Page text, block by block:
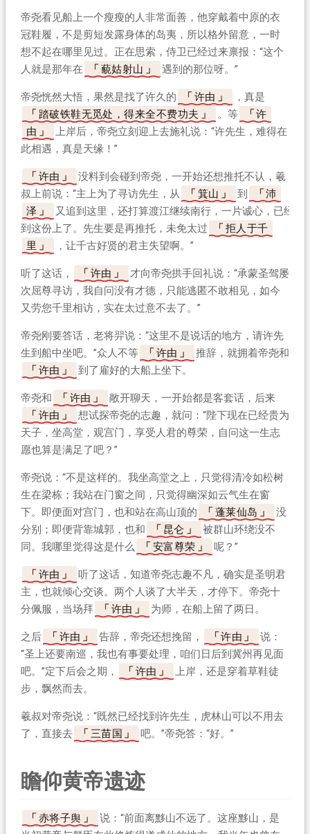
帝尧看见船上一个瘦瘦的人非常面善，他穿戴着中原的衣
冠鞋履，不是剪短发露身体的岛夷，所以格外留意，一时
想不起在哪里见过。正在思索，侍卫已经过来禀报：“这个
人就是那年在
藐姑射山 遇到的那位呀。”
帝尧恍然大悟，果然是找了许久的 许由
，真是
踏破铁鞋无觅处，得来全不费功夫
。等
许
由
上岸后，帝尧立刻迎上去施礼说：“许先生，难得在
此相遇，真是天缘！”
许由
没料到会碰到帝尧，一开始还想推托不认，羲
叔上前说：“主上为了寻访先生，从
箕山 到
沛
泽
又追到这里，还打算渡江继续南行，一片诚心，已经
到这份上了。先生要是再推托，未免太过
拒人于千
里
，让千古好贤的君主失望啊。”
听了这话， 许由
才向帝尧拱手回礼说：“承蒙圣驾屡
次屈尊寻访，我自问没有才德，只能逃匿不敢相见，如今
又劳您千里相访，实在太过意不去了。”
帝尧刚要答话，老将羿说：“这里不是说话的地方，请许先
生到船中坐吧。”众人不等
许由
推辞，就拥着帝尧和
许由
到了雇好的大船上坐下。
帝尧和 许由
敞开聊天，一开始都是客套话，后来
许由
想试探帝尧的志趣，就问：“陛下现在已经贵为
天子，坐高堂，观宫门，享受人君的尊荣，自问这一生志
愿也算是满足了吧？”
帝尧说：“不是这样的。我坐高堂之上，只觉得清冷如松树
生在梁栋；我站在门窗之间，只觉得幽深如云气生在窗
下。即便面对宫门，也和站在高山顶的
蓬莱仙岛
没
分别；即便背靠城郭，也和
昆仑
被群山环绕没不
同。我哪里觉得这是什么
安富尊荣 呢？”
许由
听了这话，知道帝尧志趣不凡，确实是圣明君
主，也就倾心交谈。两个人谈了大半天，才停下。帝尧十
分佩服，当场拜
许由 为师，在船上留了两日。
之后 许由 告辞，帝尧还想挽留， 许由
说：
“圣上还要南巡，我也有事要处理，咱们日后到冀州再见面
吧。”定下后会之期，
许由
上岸，还是穿着草鞋徒
步，飘然而去。
羲叔对帝尧说：“既然已经找到许先生，虎林山可以不用去
了，直接去
三苗国 吧。”帝尧答：“好。”
瞻仰黄帝遗迹
赤将子舆
说：“前面离黟山不远了。这座黟山，是